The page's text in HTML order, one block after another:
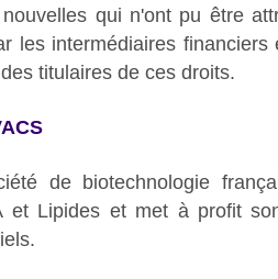
qui n'ont pu être
les intermédiaires
titulaires de ces droits.
de biotechnologie
et Lipides et met à profit